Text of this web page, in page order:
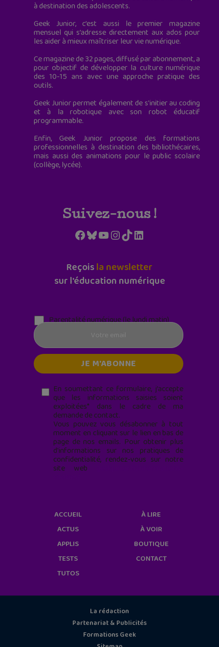
à destination des adolescents.
Geek Junior, c’est aussi le premier magazine
mensuel qui s’adresse directement aux ados pour
les aider à mieux maîtriser leur vie numérique.
Ce magazine de 32 pages, diffusé par abonnement, a
pour objectif de développer la culture numérique
des 10-15 ans avec une approche pratique des
outils.
Geek Junior permet également de s'initier au coding
et à la robotique avec son robot éducatif
programmable.
Enfin, Geek Junior propose des formations
professionnelles à destination des bibliothécaires,
mais aussi des animations pour le public scolaire
(collège, lycée).
Suivez-nous !
Facebook
Bluesky
YouTube
Instagram
TikTokLinkedIn
Reçoisla newsletter
sur l'éducation numérique
Parentalité numérique (le lundi matin)
En soumettant ce formulaire, j’accepte
que les informations saisies soient
exploitées* dans le cadre de ma
demande de contact.
Vous pouvez vous désabonner à tout
moment en cliquant sur le lien en bas de
page de nos emails. Pour obtenir plus
d'informations sur nos pratiques de
confidentialité, rendez-vous sur notre
site web
ACCUEIL
ACTUS
APPLIS
TESTS
TUTOS
À LIRE
À VOIR
BOUTIQUE
CONTACT
La rédaction
Partenariat & Publicités
Formations Geek